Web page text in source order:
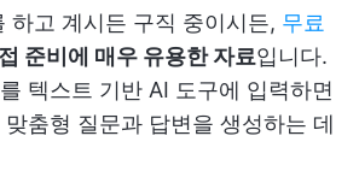
하고 계시든 구직 중이시든, 무료
준비에 매우 유용한 자료입니다.
텍스트 기반 AI 도구에 입력하면
춤형 질문과 답변을 생성하는 데